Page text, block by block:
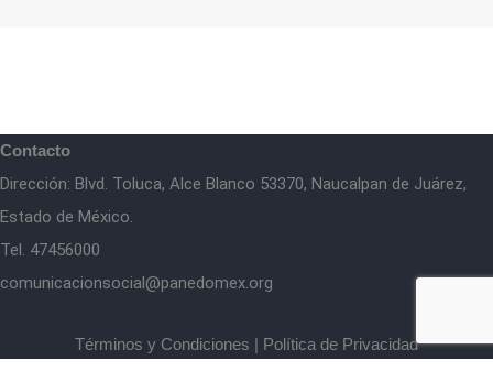
Contacto
Dirección: Blvd. Toluca, Alce Blanco 53370, Naucalpan de Juárez,
Estado de México.
Tel. 47456000
comunicacionsocial@panedomex.org
Términos y Condiciones | Política de Privacidad